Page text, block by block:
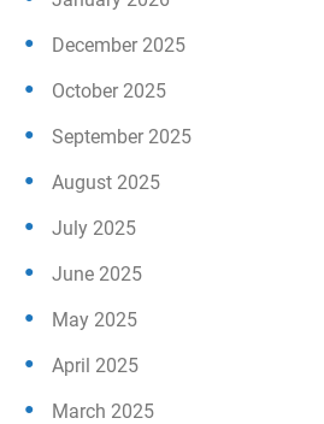
December 2025
October 2025
September 2025
August 2025
July 2025
June 2025
May 2025
April 2025
March 2025